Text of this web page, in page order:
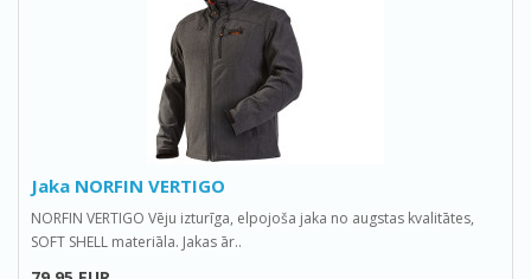
Jaka NORFIN VERTIGO
NORFIN VERTIGO Vēju izturīga, elpojoša jaka no augstas kvalitātes,
SOFT SHELL materiāla. Jakas ār..